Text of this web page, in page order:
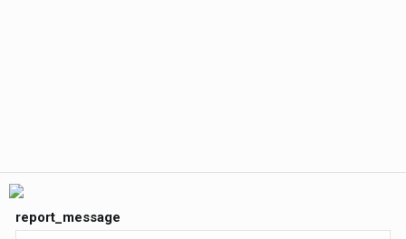
report_message